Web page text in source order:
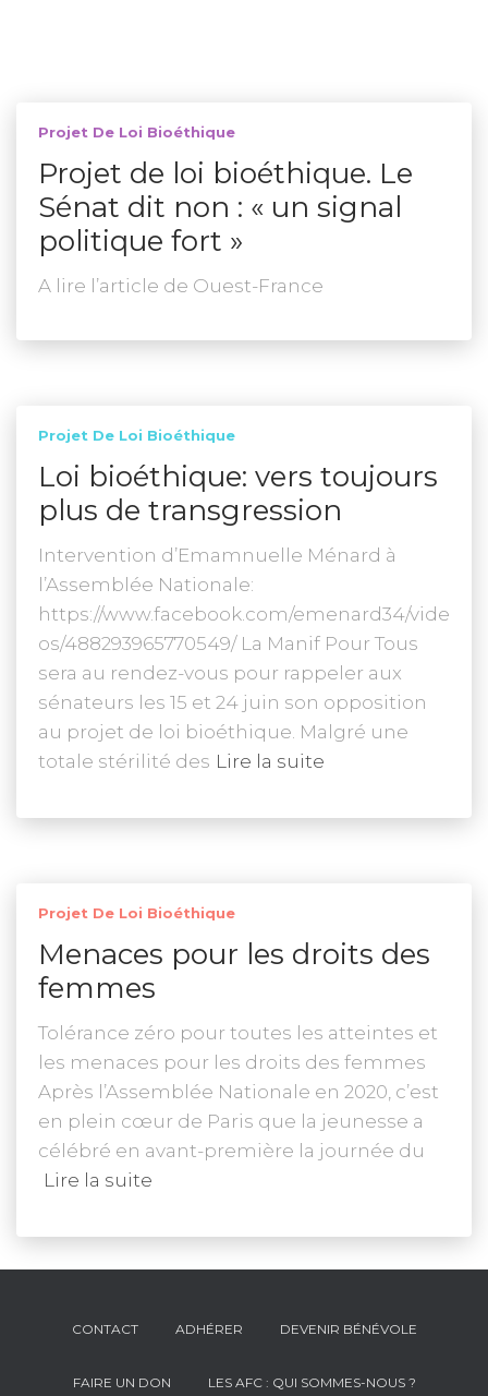
Projet De Loi Bioéthique
Projet de loi bioéthique. Le
Sénat dit non : « un signal
politique fort »
A lire l’article de Ouest-France
Projet De Loi Bioéthique
Loi bioéthique: vers toujours
plus de transgression
Intervention d’Emamnuelle Ménard à
l’Assemblée Nationale:
https://www.facebook.com/emenard34/vide
os/488293965770549/ La Manif Pour Tous
sera au rendez-vous pour rappeler aux
sénateurs les 15 et 24 juin son opposition
au projet de loi bioéthique. Malgré une
totale stérilité des Lire la suite
Projet De Loi Bioéthique
Menaces pour les droits des
femmes
Tolérance zéro pour toutes les atteintes et
les menaces pour les droits des femmes
Après l’Assemblée Nationale en 2020, c’est
en plein cœur de Paris que la jeunesse a
célébré en avant-première la journée du
Lire la suite
CONTACT ADHÉRER DEVENIR BÉNÉVOLE
FAIRE UN DON LES AFC : QUI SOMMES-NOUS ?